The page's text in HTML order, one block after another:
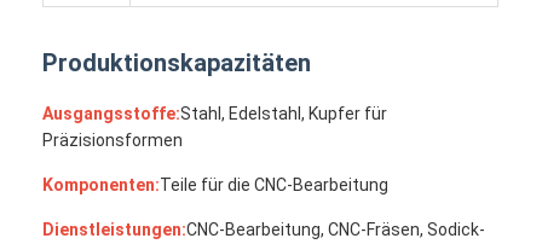
Overmolding-Spritzen
Soem-Spritzen
fügen Sie Spritzen ein
Elektronik-Spritzen
Produktionskapazitäten
Ausgangsstoffe:Stahl, Edelstahl, Kupfer für
Präzisionsformen
Komponenten:Teile für die CNC-Bearbeitung
Dienstleistungen:CNC-Bearbeitung, CNC-Fräsen, Sodick-